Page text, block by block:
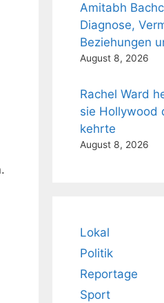
Amitabh
Diagnose,
Beziehungen
August 8, 2026
Rachel Ward
sie Hollywood
kehrte
August 8, 2026
Lokal
Politik
Reportage
Sport